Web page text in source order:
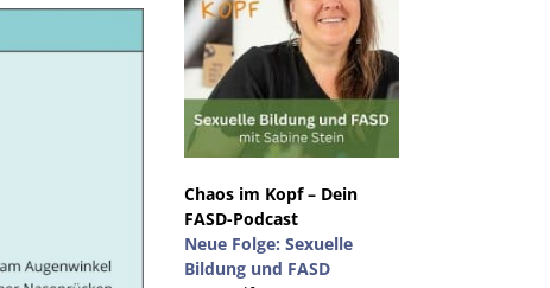
Chaos im Kopf – Dein
FASD-Podcast
Neue Folge: Sexuelle
Bildung und FASD